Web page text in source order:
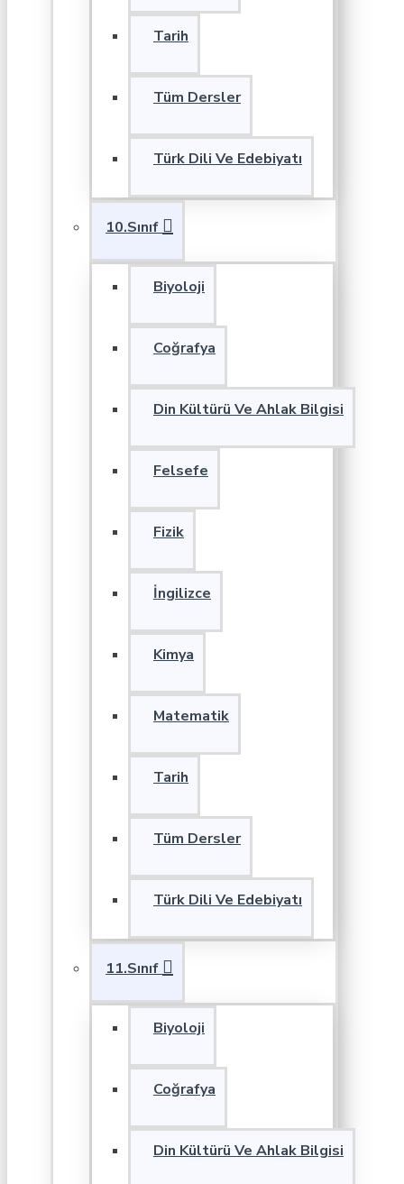
Tarih
Tüm Dersler
Türk Dili Ve Edebiyatı
10.Sınıf
Biyoloji
Coğrafya
Din Kültürü Ve Ahlak Bilgisi
Felsefe
Fizik
İngilizce
Kimya
Matematik
Tarih
Tüm Dersler
Türk Dili Ve Edebiyatı
11.Sınıf
Biyoloji
Coğrafya
Din Kültürü Ve Ahlak Bilgisi